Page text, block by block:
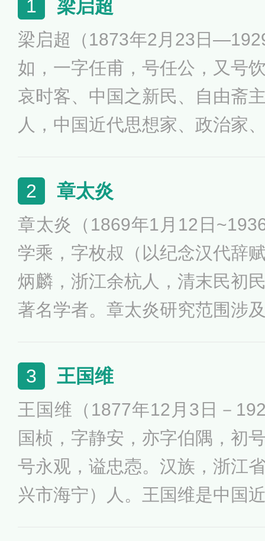
1 梁启超
梁启超（1873年2月23日
如，一字任甫，号任公，又号
哀时客、中国之新民、自由斋
人，中国近代思想家、政治家
新派、新法家代表人物。幼年
文，九岁能缀千言，17岁中
成为资产阶级改良派的宣传家
为一起联合各省举人发动“公
领导北京和上海的强学会，又
报》，任长沙时务学堂的主讲
2 章太炎
章太炎（1869年1月12日
学乘，字枚叔（以纪念汉代辞
炳麟，浙江余杭人，清末民初
著名学者。章太炎研究范围涉
表作品有《国故论衡》、《章
为论革命书》等。
3 王国维
王国维（1877年12月3日－
国桢，字静安，亦字伯隅，初
号永观，谥忠悫。汉族，浙江
兴市海宁）人。王国维是中国